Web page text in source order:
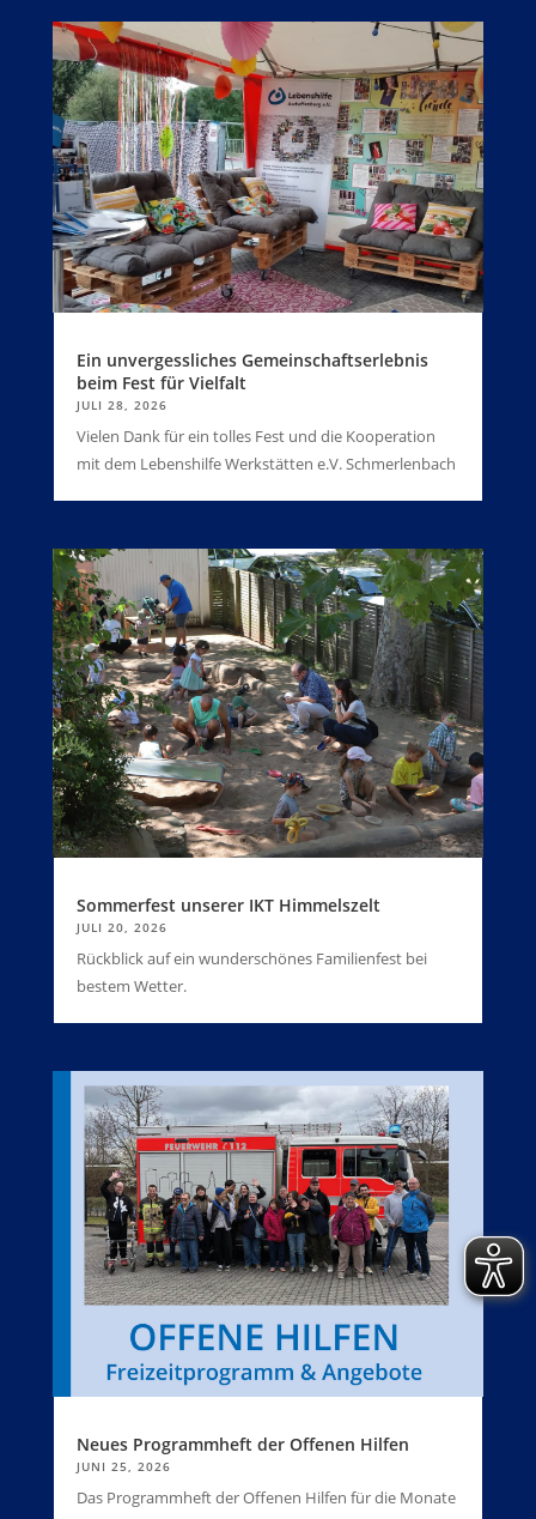
Ein unvergessliches Gemeinschaftserlebnis
beim Fest für Vielfalt
JULI 28, 2026
Vielen Dank für ein tolles Fest und die Kooperation
mit dem Lebenshilfe Werkstätten e.V. Schmerlenbach
Sommerfest unserer IKT Himmelszelt
JULI 20, 2026
Rückblick auf ein wunderschönes Familienfest bei
bestem Wetter.
Neues Programmheft der Offenen Hilfen
JUNI 25, 2026
Das Programmheft der Offenen Hilfen für die Monate